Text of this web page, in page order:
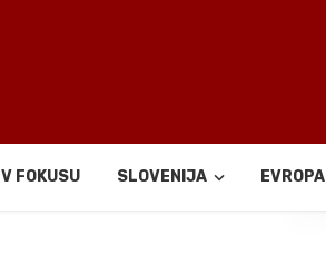
V FOKUSU SLOVENIJA EVROPA
Deli